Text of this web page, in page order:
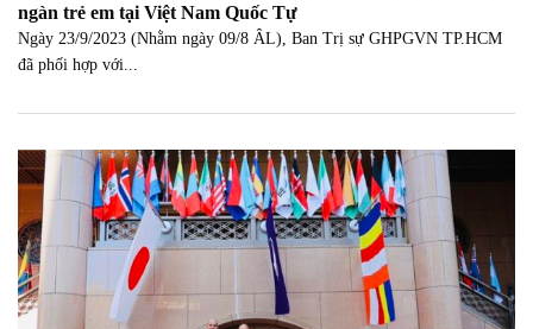
ngàn trẻ em tại Việt Nam Quốc Tự
Ngày 23/9/2023 (Nhằm ngày 09/8 ÂL), Ban Trị sự GHPGVN TP.HCM
đã phối hợp với...